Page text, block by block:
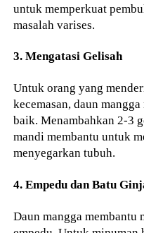
untuk memperkuat
masalah varises.
3. Mengatasi Gelisah
Untuk orang yang
kecemasan, daun
baik. Menambahkan 2-3
mandi membantu untuk
menyegarkan tubuh.
4. Empedu dan Batu
Daun mangga